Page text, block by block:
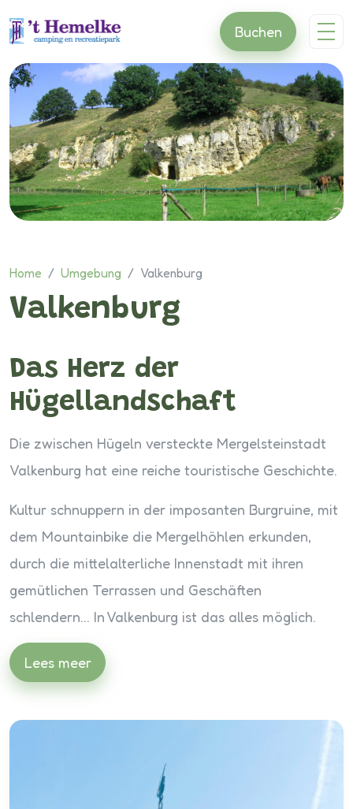
Direkt zum Inhalt wechseln
Buchen
Home / Umgebung / Valkenburg
Valkenburg
Das Herz der
Hügellandschaft
Die zwischen Hügeln versteckte Mergelsteinstadt
Valkenburg hat eine reiche touristische Geschichte.
Kultur schnuppern in der imposanten Burgruine, mit
dem Mountainbike die Mergelhöhlen erkunden,
durch die mittelalterliche Innenstadt mit ihren
gemütlichen Terrassen und Geschäften
schlendern… In Valkenburg ist das alles möglich.
Lees meer